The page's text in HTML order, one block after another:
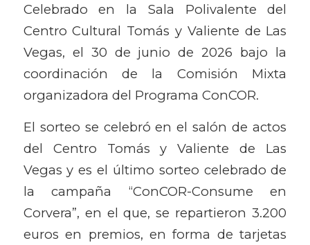
Celebrado en la Sala Polivalente del
Centro Cultural Tomás y Valiente de Las
Vegas, el 30 de junio de 2026 bajo la
coordinación de la Comisión Mixta
organizadora del Programa ConCOR.
El sorteo se celebró en el salón de actos
del Centro Tomás y Valiente de Las
Vegas y es el último sorteo celebrado de
la campaña “ConCOR-Consume en
Corvera”, en el que, se repartieron 3.200
euros en premios, en forma de tarjetas